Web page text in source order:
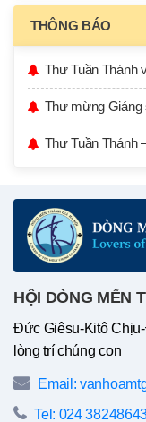
THÔNG BÁO
Thư Tuần Thánh
Thư mừng Giáng
Thư Tuần Thánh
HỘI DÒNG MẾN
Đức Giêsu-Kitô
lòng trí chúng con
Email:
Tel: 024